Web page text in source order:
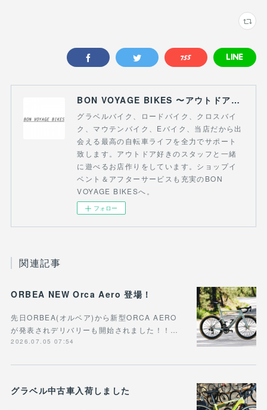
BON VOYAGE BIKES 〜アウトドアライフにつながる自転車専門店〜
グラベルバイク、ロードバイク、クロスバイ
ク、マウテンバイク、Eバイク、当店だから出
会える最高の自転車ライフを全力でサポート
致します。アウトドア好きのスタッフと一緒
に遊べるお店作りをしています。ショップイ
ベント＆アフターサービスも充実のBON
VOYAGE BIKESへ。
フォロー
関連記事
ORBEA NEW Orca Aero 登場！
先日ORBEA(オルベア)から新型ORCA AERO
が発表されデリバリーも開始されました！！…
2026.07.05 07:54
グラベル中古車入荷しました